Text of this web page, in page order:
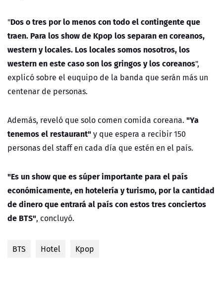
"Dos o tres por lo menos con todo el contingente que
traen. Para los show de Kpop los separan en coreanos,
western y locales. Los locales somos nosotros, los
western en este caso son los gringos y los coreanos",
explicó sobre el euquipo de la banda que serán más un
centenar de personas.
Además, reveló que solo comen comida coreana. "Ya
tenemos el restaurant"y que espera a recibir 150
personas del staff en cada día que estén en el país.
"Es un show que es súper importante para el país
económicamente, en hotelería y turismo, por la cantidad
de dinero que entrará al país con estos tres conciertos
de BTS", concluyó.
BTS Hotel Kpop